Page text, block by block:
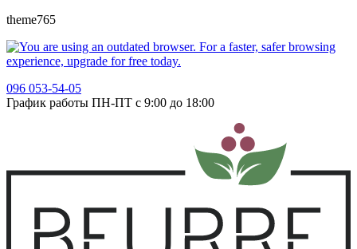
theme765
096 053-54-05
График работы ПН-ПТ с 9:00 до 18:00